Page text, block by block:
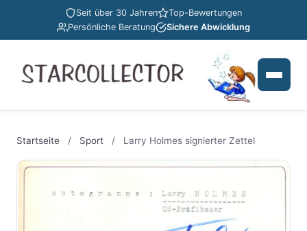
Seit über 30 Jahren
Top-Bewertungen
Persönliche Beratung
Sichere Abwicklung
Startseite / Sport / Larry Holmes signierter Zettel